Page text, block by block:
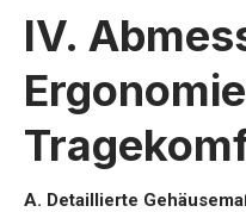
IV.
A. Detaillierte